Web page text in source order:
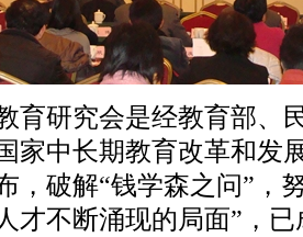
研究会是经教育部、
家中长期教育改革和发
，破解“钱学森之问”，
才不断涌现的局面”，